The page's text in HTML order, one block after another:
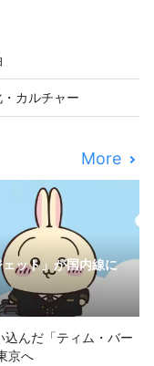
カルチャー
More
ット」が国内線に
んだ「ティム・バー
京へ